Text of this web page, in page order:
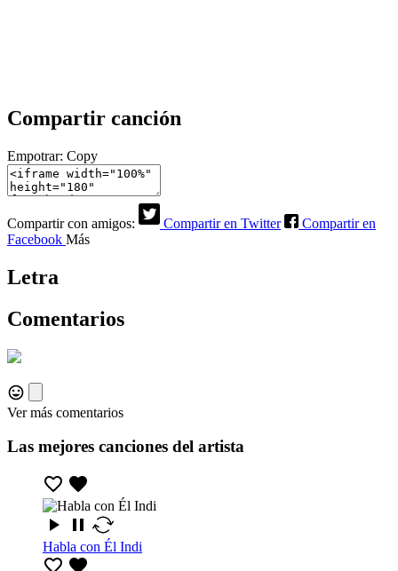
Compartir canción
Empotrar: Copy
Compartir con amigos: Compartir en Twitter
Compartir en
Facebook Más
Letra
Comentarios
Ver más comentarios
Las mejores canciones del artista
Habla con Él Indi